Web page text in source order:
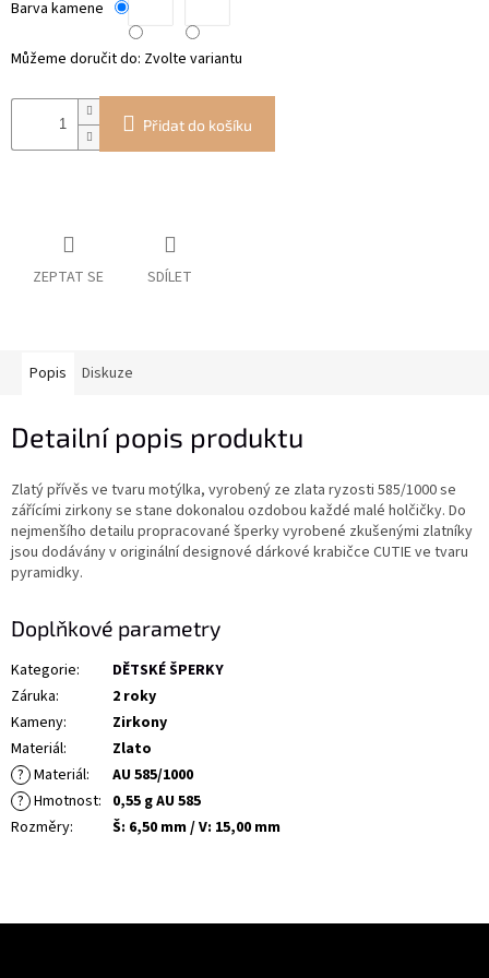
Barva kamene
Můžeme doručit do: Zvolte variantu
Přidat do košíku
ZEPTAT SE SDÍLET
Popis Diskuze
Detailní popis produktu
Zlatý přívěs ve tvaru motýlka, vyrobený ze zlata ryzosti 585/1000 se
zářícími zirkony se stane dokonalou ozdobou každé malé holčičky. Do
nejmenšího detailu propracované šperky vyrobené zkušenými zlatníky
jsou dodávány v originální designové dárkové krabičce CUTIE ve tvaru
pyramidky.
Doplňkové parametry
Kategorie:
DĚTSKÉ ŠPERKY
Záruka:
2 roky
Kameny:
Zirkony
Materiál:
Zlato
? Materiál:
AU 585/1000
? Hmotnost: 0,55 g AU 585
Rozměry: Š: 6,50 mm / V: 15,00 mm